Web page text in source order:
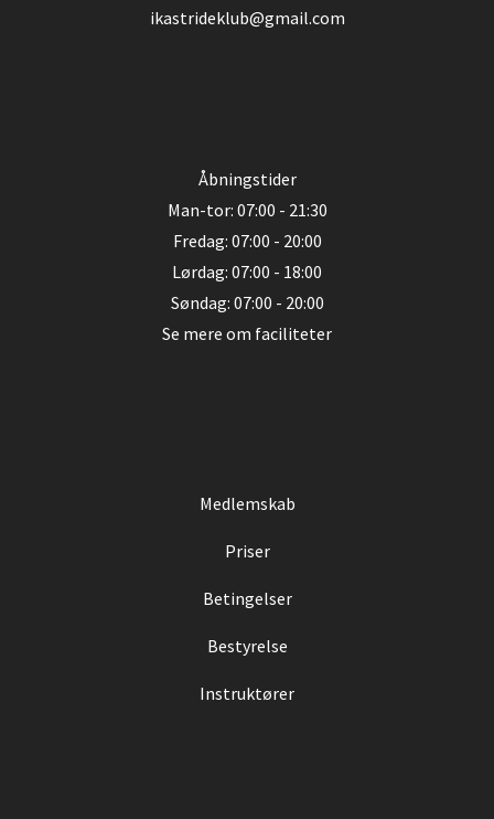
ikastrideklub@gmail.com
Åbningstider
Man-tor: 07:00 - 21:30
Fredag: 07:00 - 20:00
Lørdag: 07:00 - 18:00
Søndag: 07:00 - 20:00
Se mere om faciliteter
Medlemskab
Priser
Betingelser
Bestyrelse
Instruktører